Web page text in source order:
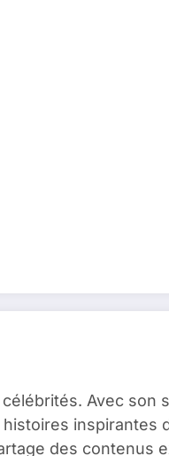
Avec son
inspirantes
des contenus